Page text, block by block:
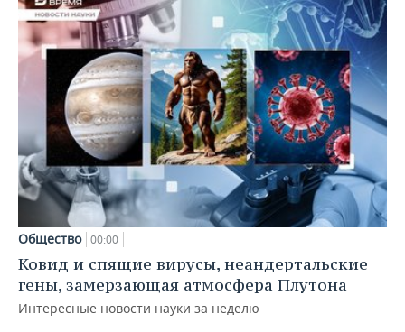
Общество 00:00
Ковид и спящие вирусы, неандертальские
гены, замерзающая атмосфера Плутона
Интересные новости науки за неделю